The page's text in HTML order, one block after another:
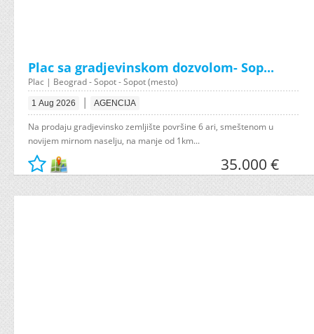
Plac sa gradjevinskom dozvolom- Sop...
Plac | Beograd - Sopot - Sopot (mesto)
1 Aug 2026 | AGENCIJA
Na prodaju gradjevinsko zemljište površine 6 ari, smeštenom u
novijem mirnom naselju, na manje od 1km...
35.000 €